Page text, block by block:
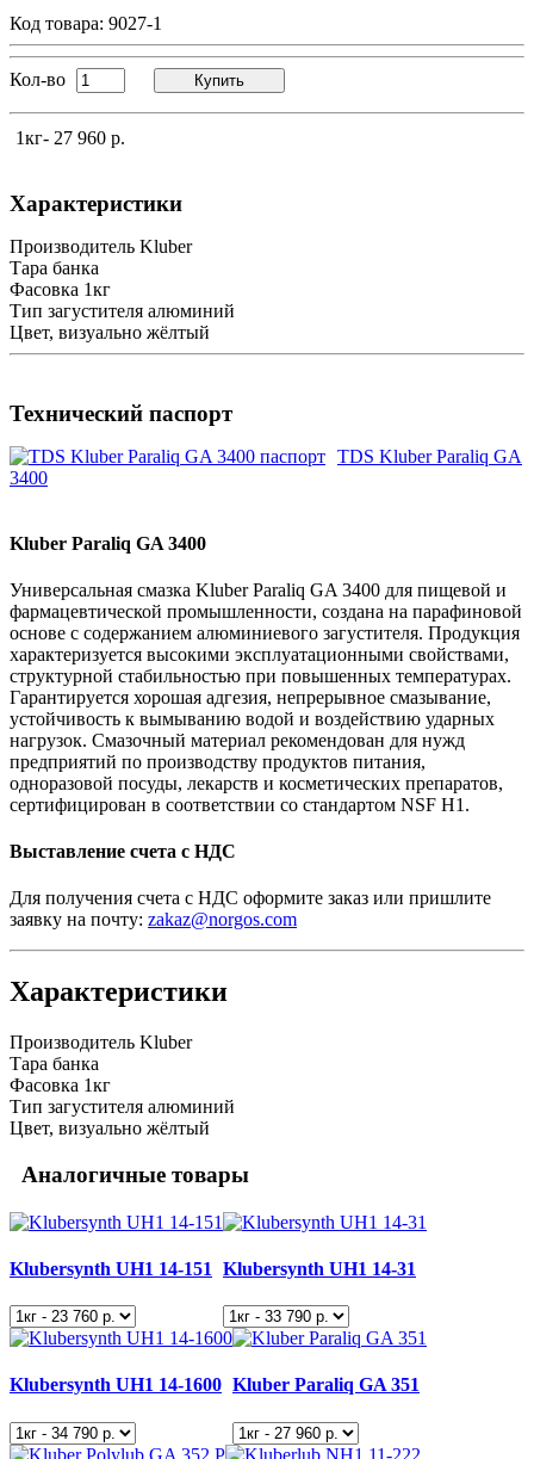
Код товара: 9027-1
Кол-во Купить
1кг- 27 960 р.
Характеристики
Производитель Kluber
Тара банка
Фасовка 1кг
Тип загустителя алюминий
Цвет, визуально жёлтый
Технический паспорт
TDS Kluber Paraliq GA
3400
Kluber Paraliq GA 3400
Универсальная смазка Kluber Paraliq GA 3400 для пищевой и
фармацевтической промышленности, создана на парафиновой
основе с содержанием алюминиевого загустителя. Продукция
характеризуется высокими эксплуатационными свойствами,
структурной стабильностью при повышенных температурах.
Гарантируется хорошая адгезия, непрерывное смазывание,
устойчивость к вымыванию водой и воздействию ударных
нагрузок. Смазочный материал рекомендован для нужд
предприятий по производству продуктов питания,
одноразовой посуды, лекарств и косметических препаратов,
сертифицирован в соответствии со стандартом NSF H1.
Выставление счета с НДС
Для получения счета с НДС оформите заказ или пришлите
заявку на почту: zakaz@norgos.com
Характеристики
Производитель Kluber
Тара банка
Фасовка 1кг
Тип загустителя алюминий
Цвет, визуально жёлтый
Аналогичные товары
Klubersynth UH1 14-151 Klubersynth UH1 14-31
Klubersynth UH1 14-1600 Kluber Paraliq GA 351